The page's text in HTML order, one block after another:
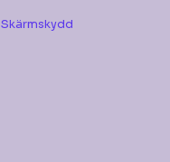
Skärmskydd